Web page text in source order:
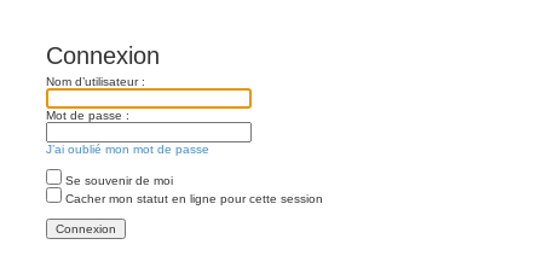
Connexion
Nom d’utilisateur :
Mot de passe :
J’ai oublié mon mot de passe
Se souvenir de moi
Cacher mon statut en ligne pour cette session